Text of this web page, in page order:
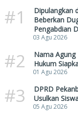
#1
Dipulangkan
Beberkan
Pengabdian
03 Agu 2026
#2
Nama
Hukum
01 Agu 2026
#3
DPRD
Usulkan
05 Agu 2026